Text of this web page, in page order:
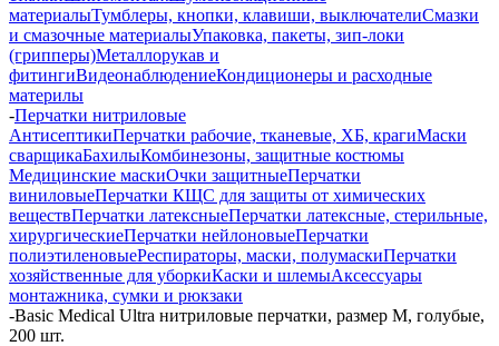
материалыТумблеры, кнопки, клавиши, выключателиСмазки
и смазочные материалыУпаковка, пакеты, зип-локи
(грипперы)Металлорукав и
фитингиВидеонаблюдениеКондиционеры и расходные
материлы
-Перчатки нитриловые
АнтисептикиПерчатки рабочие, тканевые, ХБ, крагиМаски
сварщикаБахилыКомбинезоны, защитные костюмы
Медицинские маскиОчки защитныеПерчатки
виниловыеПерчатки КЩС для защиты от химических
веществПерчатки латексныеПерчатки латексные, стерильные,
хирургическиеПерчатки нейлоновыеПерчатки
полиэтиленовыеРеспираторы, маски, полумаскиПерчатки
хозяйственные для уборкиКаски и шлемыАксессуары
монтажника, сумки и рюкзаки
-Basic Medical Ultra нитриловые перчатки, размер M, голубые,
200 шт.